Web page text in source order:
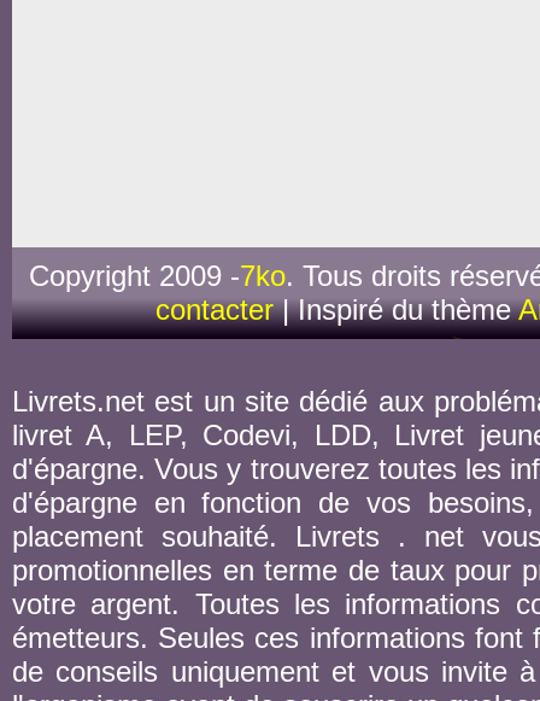
Copyright 2009 -7ko. Tous droits
contacter| Inspiré du thème
Livrets.net est un site dédié aux
livret A, LEP, Codevi, LDD, Livret
d'épargne. Vous y trouverez toutes les
d'épargne en fonction de vos
placement souhaité. Livrets . net
promotionnelles en terme de taux pour
votre argent. Toutes les informations
émetteurs. Seules ces informations
de conseils uniquement et vous invite